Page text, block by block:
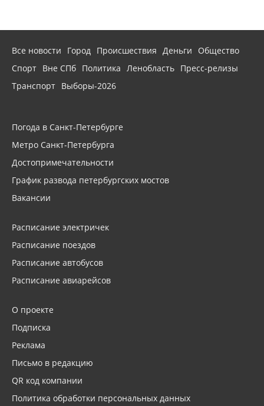
Все новости Город Происшествия Деньги
Общество
Спорт Вне СПб Политика Ленобласть Пресс-релизы
Транспорт Выборы-2026
Погода в Санкт-Петербурге
Метро Санкт-Петербурга
Достопримечательности
График развода петербургских мостов
Вакансии
Расписание электричек
Расписание поездов
Расписание автобусов
Расписание авиарейсов
О проекте
Подписка
Реклама
Письмо в редакцию
QR код компании
Политика обработки персональных данных